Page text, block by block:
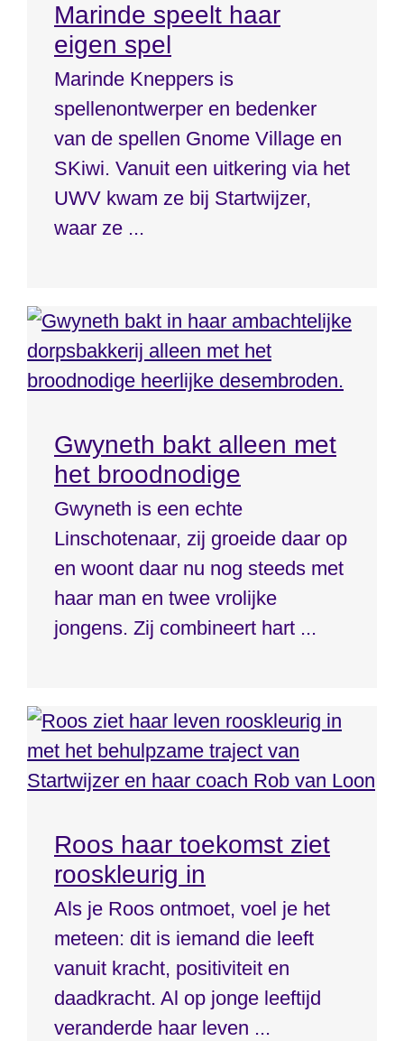
Marinde speelt haar
eigen spel
Marinde Kneppers is
spellenontwerper en bedenker
van de spellen Gnome Village en
SKiwi. Vanuit een uitkering via het
UWV kwam ze bij Startwijzer,
waar ze ...
Gwyneth bakt alleen met
het broodnodige
Gwyneth is een echte
Linschotenaar, zij groeide daar op
en woont daar nu nog steeds met
haar man en twee vrolijke
jongens. Zij combineert hart ...
Roos haar toekomst ziet
rooskleurig in
Als je Roos ontmoet, voel je het
meteen: dit is iemand die leeft
vanuit kracht, positiviteit en
daadkracht. Al op jonge leeftijd
veranderde haar leven ...